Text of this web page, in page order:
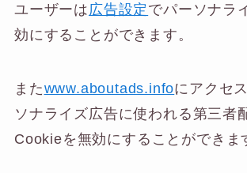
ユーザーは 広告設定 でパーソナラ
効にすることができます。
またwww.aboutads.infoにアクセ
ソナライズ広告に使われる第三者
Cookieを無効にすることができま